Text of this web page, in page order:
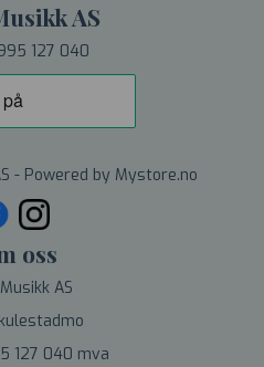
AS
127 040
- Powered by Mystore.no
oss
AS
127 040 mva